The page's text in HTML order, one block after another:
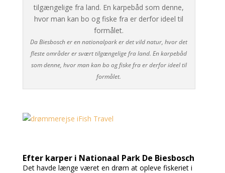
Da Biesbosch er en nationalpark er det vild natur, hvor det
fleste områder er svært tilgængelige fra land. En karpebåd
som denne, hvor man kan bo og fiske fra er derfor ideel til
formålet.
Efter karper i Nationaal Park De Biesbosch
Det havde længe været en drøm at opleve fiskeriet i